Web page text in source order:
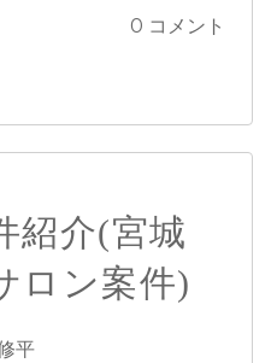
0 コメント
紹介(宮城
ロン案件)
平